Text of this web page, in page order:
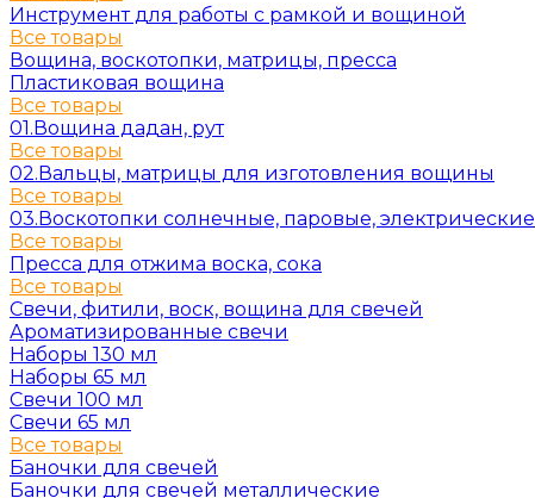
Инструмент для работы с рамкой и вощиной
Все товары
Вощина, воскотопки, матрицы, пресса
Пластиковая вощина
Все товары
01.Вощина дадан, рут
Все товары
02.Вальцы, матрицы для изготовления вощины
Все товары
03.Воскотопки солнечные, паровые, электрические
Все товары
Пресса для отжима воска, сока
Все товары
Свечи, фитили, воск, вощина для свечей
Ароматизированные свечи
Наборы 130 мл
Наборы 65 мл
Свечи 100 мл
Свечи 65 мл
Все товары
Баночки для свечей
Баночки для свечей металлические